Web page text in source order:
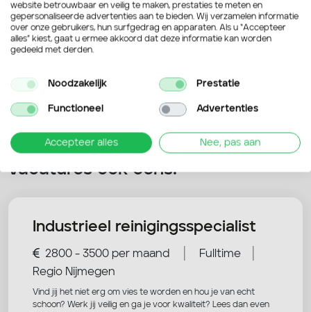
Verstuur je sollicitatie
Nog niet overtuigd? Bekijk deze
vacatures ook eens!
Industrieel reinigingsspecialist
2800 - 3500 per maand Fulltime
Regio Nijmegen
Vind jij het niet erg om vies te worden en hou je van echt
schoon? Werk jij veilig en ga je voor kwaliteit? Lees dan even
website betrouwbaar en veilig te maken, prestaties te meten en
gepersonaliseerde advertenties aan te bieden. Wij verzamelen informatie
over onze gebruikers, hun surfgedrag en apparaten. Als u “Accepteer
alles” kiest, gaat u ermee akkoord dat deze informatie kan worden
gedeeld met derden.
Noodzakelijk Prestatie
Functioneel Advertenties
Accepteer alles Nee, pas aan